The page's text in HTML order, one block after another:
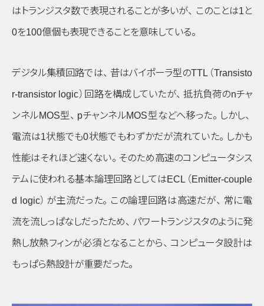
はトランジスタ数で表現されることが多いが、
このことは1と
0を100億個も表現できることを意味している。
デジタル集積回路では、 昔はバイポーラ型のTTL （Transisto
r-transistor logic） 回路を構成していたが、 抵抗負荷のnチャ
ンネルMOS型 、 pチャンネルMOS型などへ移った。 しかし、
電流は1状態でも0状態でもわずかだが流れていた。 しかも
性能はそれほど速くない。 そのため高速のコンピュータシス
テムに使われる基本論理回路としてはECL （Emitter-couple
d logic） が主流だった。 この論理回路は高速だが、 常に電
流を流しっぱなしだったため、 パワートランジスタのように発
熱し放熱フィンが必須となることから、 コンピュータ設計は
もっぱら熱設計が重要だった。